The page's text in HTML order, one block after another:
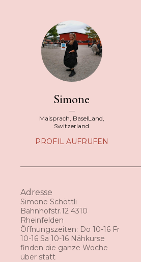
Simone
Maisprach, BaselLand,
Switzerland
PROFIL AUFRUFEN
Adresse
Simone Schöttli
Bahnhofstr.12 4310
Rheinfelden
Öffnungszeiten: Do 10-16 Fr
10-16 Sa 10-16 Nähkurse
finden die ganze Woche
über statt